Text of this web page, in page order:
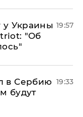
у Украины
"Об
19:57
в Сербию
будут
19:33